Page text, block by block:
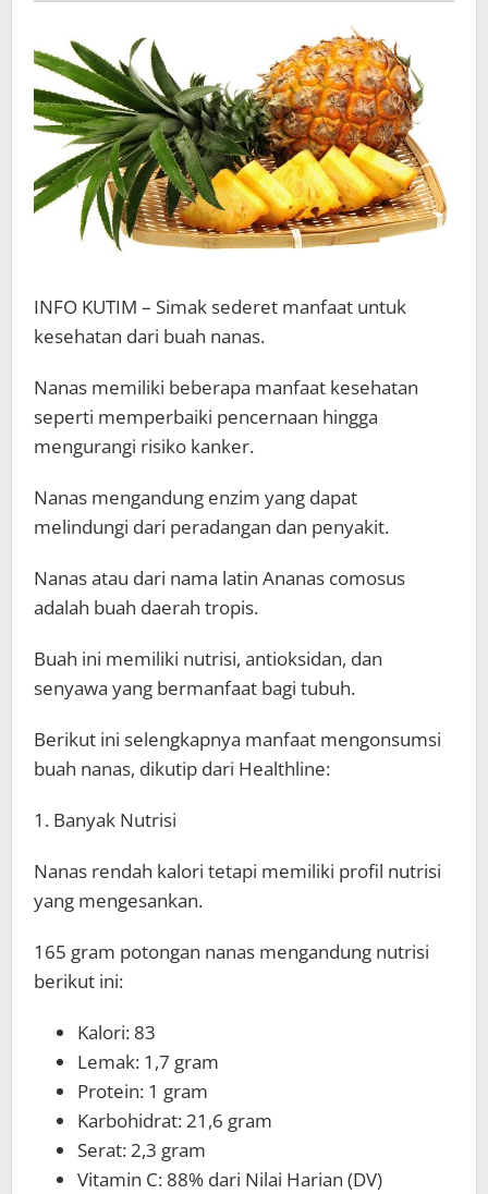
INFO KUTIM – Simak sederet manfaat untuk
kesehatan dari buah nanas.
Nanas memiliki beberapa manfaat kesehatan
seperti memperbaiki pencernaan hingga
mengurangi risiko kanker.
Nanas mengandung enzim yang dapat
melindungi dari peradangan dan penyakit.
Nanas atau dari nama latin Ananas comosus
adalah buah daerah tropis.
Buah ini memiliki nutrisi, antioksidan, dan
senyawa yang bermanfaat bagi tubuh.
Berikut ini selengkapnya manfaat mengonsumsi
buah nanas, dikutip dari Healthline:
1. Banyak Nutrisi
Nanas rendah kalori tetapi memiliki profil nutrisi
yang mengesankan.
165 gram potongan nanas mengandung nutrisi
berikut ini:
Kalori: 83
Lemak: 1,7 gram
Protein: 1 gram
Karbohidrat: 21,6 gram
Serat: 2,3 gram
Vitamin C: 88% dari Nilai Harian (DV)